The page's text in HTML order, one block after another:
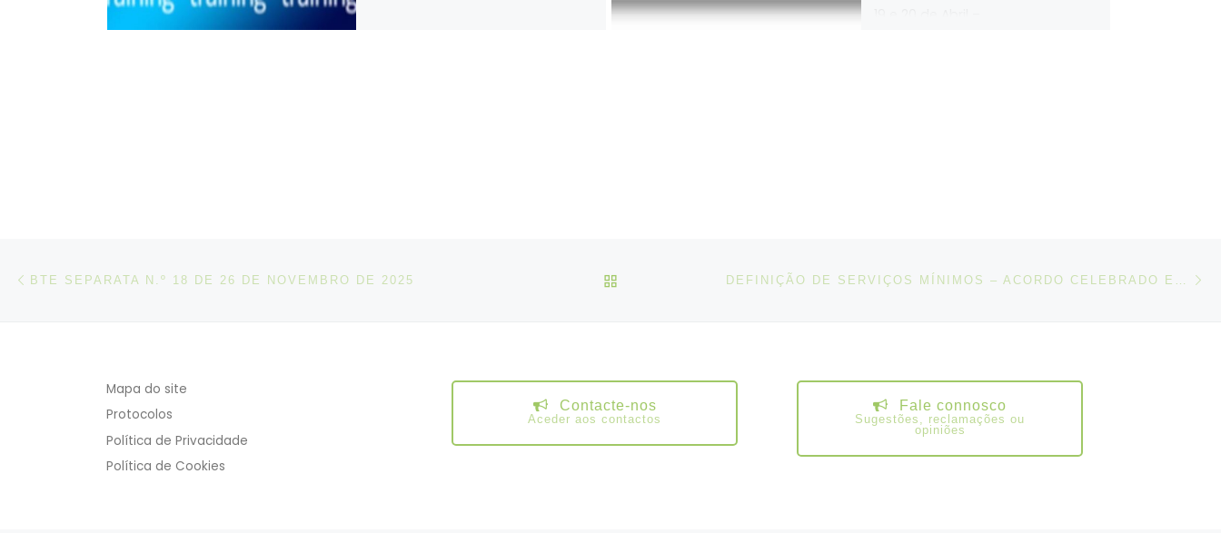
Post navigation
BTE SEPARATA N.º 18 DE 26 DE NOVEMBRO DE 2025 VOLTAR À LISTA DE ARTIGOS
Mapa do site
Protocolos
Política de Privacidade
Política de Cookies
Contacte-nos
Aceder aos contactos
Fale connosco
Sugestões, reclamações ou
opiniões